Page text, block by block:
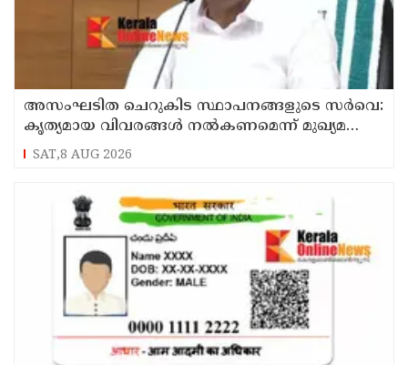
അസംഘടിത ചെറുകിട സ്ഥാപനങ്ങളുടെ സർവെ:
കൃത്യമായ വിവരങ്ങൾ നൽകണമെന്ന് മുഖ്യമന്ത്രി
വി ഡി സതീശൻ
SAT,8 AUG 2026